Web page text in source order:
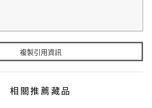
複製引用資訊
相關推薦藏品